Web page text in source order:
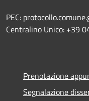
PEC:
Centralino Unico: +39
Prenotazione
Segnalazione